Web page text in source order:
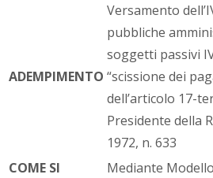
ADEMPIMENTO
Versamento
pubbliche
soggetti passivi
“scissione dei
dell’articolo 17-
Presidente della
1972, n. 633
COME SI
Mediante